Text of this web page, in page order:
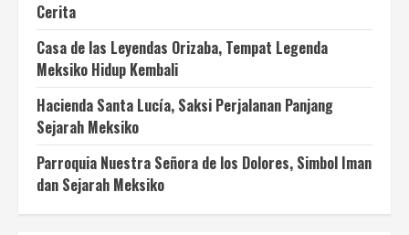
Cerita
Casa de las Leyendas Orizaba, Tempat Legenda
Meksiko Hidup Kembali
Hacienda Santa Lucía, Saksi Perjalanan Panjang
Sejarah Meksiko
Parroquia Nuestra Señora de los Dolores, Simbol Iman
dan Sejarah Meksiko